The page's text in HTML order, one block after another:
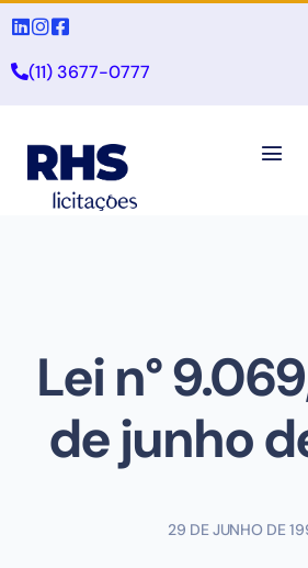
(11) 3677-0777
Lei n°
de junho
29 DE JUNHO DE